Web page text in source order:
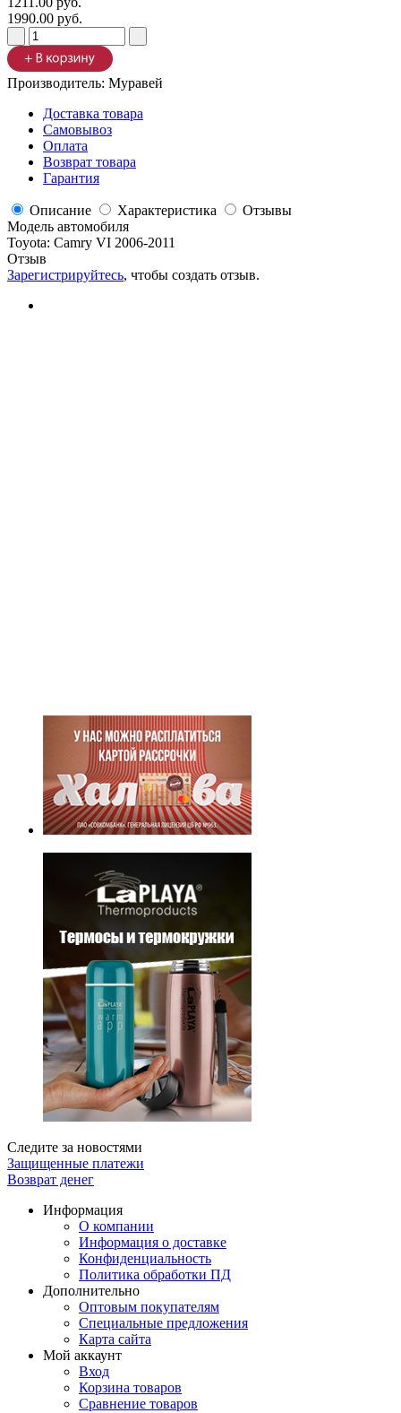
1990.00 руб.
Производитель: Муравей
Доставка товара
Самовывоз
Оплата
Возврат товара
Гарантия
Описание Характеристика
Отзывы
Модель автомобиля
Toyota: Camry VI 2006-2011
Отзыв
Зарегистрируйтесь, чтобы создать отзыв.
Следите за новостями
Защищенные платежи
Возврат денег
Информация
О компании
Информация о доставке
Конфиденциальность
Политика обработки ПД
Дополнительно
Оптовым покупателям
Специальные предложения
Карта сайта
Мой аккаунт
Вход
Корзина товаров
Сравнение товаров